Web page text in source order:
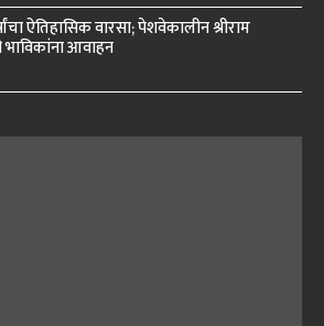
ऐतिहासिक वारसा; पेशवेकालीन श्रीराम
भाविकांना आवाहन